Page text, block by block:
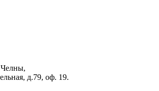
д.79, оф. 19.